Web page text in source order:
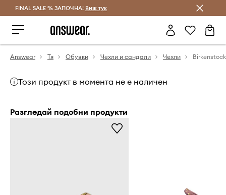
Спестявай с Answear Club
FINAL SALE % ЗАПОЧНА! Виж тук
Answear Тя Обувки Чехли и сандали Чехли
Този продукт в момента не е наличен
Разгледай подобни продукти